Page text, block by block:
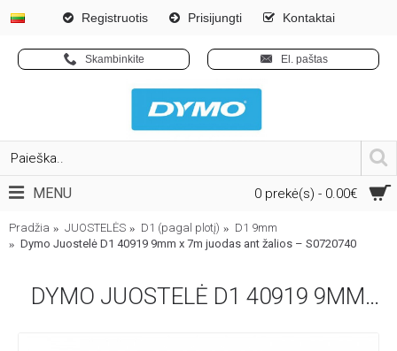
Registruotis Prisijungti Kontaktai
Skambinkite El. paštas
0 prekė(s) - 0.00€
MENU
Pradžia JUOSTELĖS D1 (pagal plotį)
D1 9mm
Dymo Juostelė D1 40919 9mm x 7m juodas ant žalios – S0720740
DYMO JUOSTELĖ D1 40919 9MM X 7M JUODAS ANT ŽALIOS – S0720740